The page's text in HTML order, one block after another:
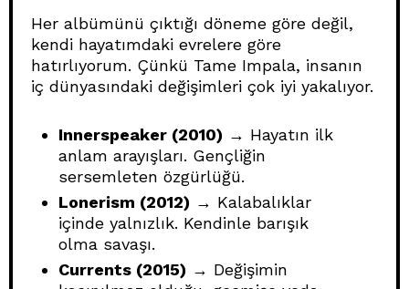
Her albümünü çıktığı döneme göre değil,
kendi hayatımdaki evrelere göre
hatırlıyorum. Çünkü Tame Impala, insanın
iç dünyasındaki değişimleri çok iyi yakalıyor.
Innerspeaker (2010) → Hayatın ilk
anlam arayışları. Gençliğin
sersemleten özgürlüğü.
Lonerism (2012) → Kalabalıklar
içinde yalnızlık. Kendinle barışık
olma savaşı.
Currents (2015) → Değişimin